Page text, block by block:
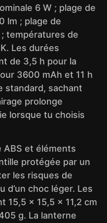
6 W ; plage de
lm ; plage de
; températures de
Les durées
de 3,5 h pour la
3600 mAh et 11 h
standard, sachant
prolonge
lorsque tu choisis
ABS et éléments
protégée par un
les risques de
d’un choc léger. Les
15,5 x 15,5 x 11,2 cm
g. La lanterne